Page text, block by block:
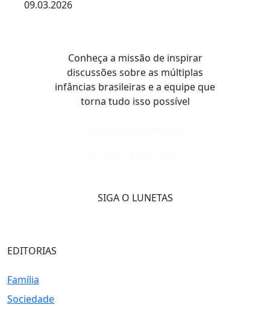
09.03.2026
Conheça a missão de inspirar
discussões sobre as múltiplas
infâncias brasileiras e a equipe que
torna tudo isso possível
SIGA O LUNETAS
EDITORIAS
Família
Sociedade